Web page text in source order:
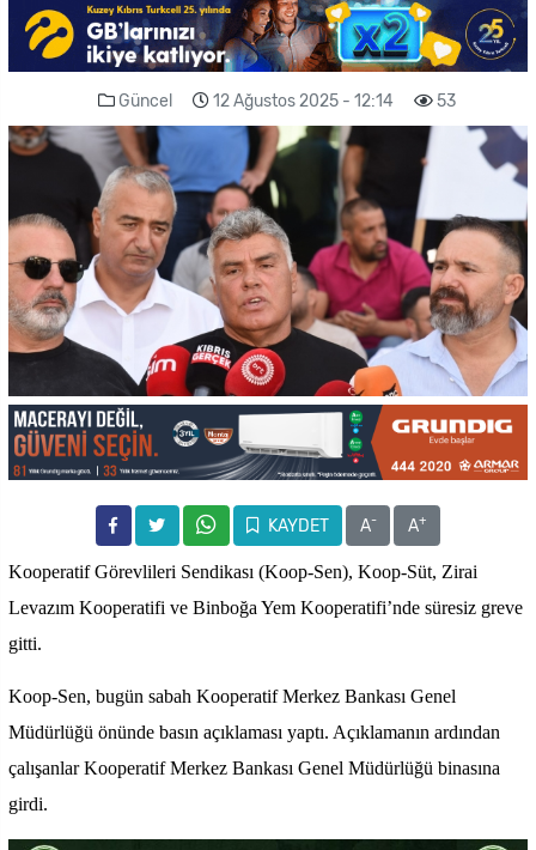
Güncel 12 Ağustos 2025 - 12:14 53
KAYDET A- A+
Kooperatif Görevlileri Sendikası (Koop-Sen), Koop-Süt, Zirai
Levazım Kooperatifi ve Binboğa Yem Kooperatifi’nde süresiz greve
gitti.
Koop-Sen, bugün sabah Kooperatif Merkez Bankası Genel
Müdürlüğü önünde basın açıklaması yaptı. Açıklamanın ardından
çalışanlar Kooperatif Merkez Bankası Genel Müdürlüğü binasına
girdi.